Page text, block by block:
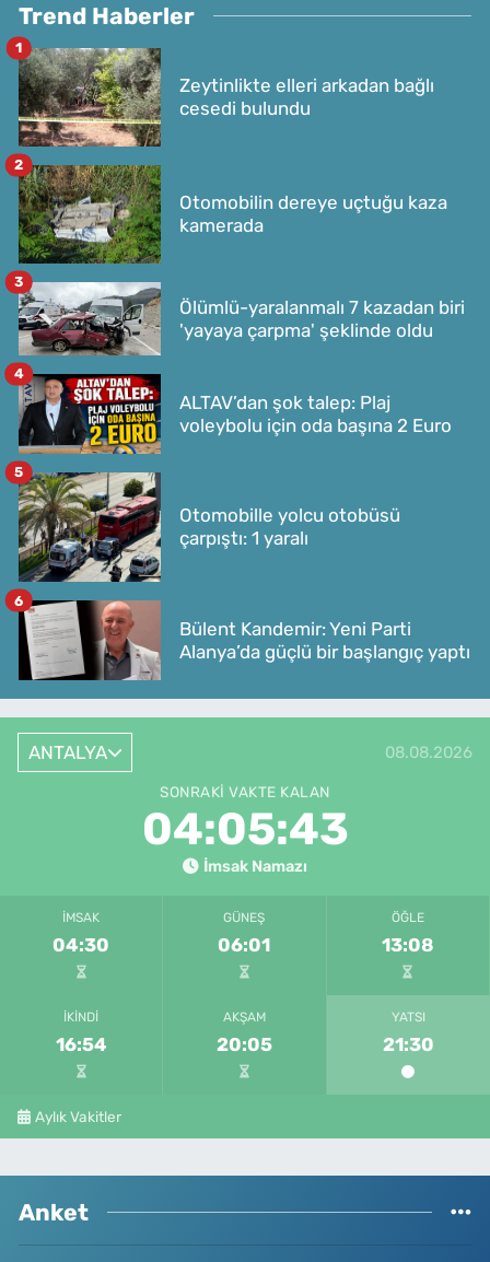
Trend Haberler
Zeytinlikte elleri arkadan bağlı
cesedi bulundu
1
Otomobilin dereye uçtuğu kaza
kamerada
2
Ölümlü-yaralanmalı 7 kazadan biri
'yayaya çarpma' şeklinde oldu
3
ALTAV’dan şok talep: Plaj
voleybolu için oda başına 2 Euro
4
Otomobille yolcu otobüsü
çarpıştı: 1 yaralı
5
Bülent Kandemir: Yeni Parti
Alanya’da güçlü bir başlangıç yaptı
6
ANTALYA 08.08.2026
SONRAKI VAKTE KALAN
04:05:43
İmsak Namazı
İMSAK
04:30
GÜNEŞ
06:01
ÖĞLE
13:08
İKINDI
16:54
AKŞAM
20:05
YATSI
21:30
Aylık Vakitler
Anket